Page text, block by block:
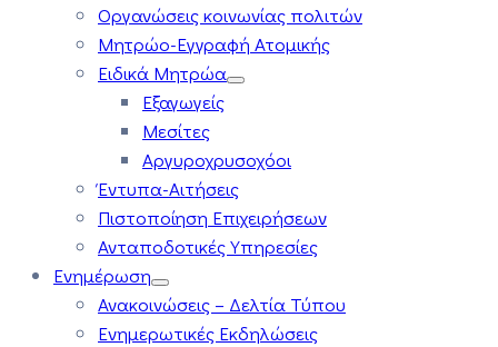
Οργανώσεις κοινωνίας πολιτών
Μητρώο-Εγγραφή Ατομικής
Ειδικά Μητρώα
Εξαγωγείς
Μεσίτες
Αργυροχρυσοχόοι
Έντυπα-Αιτήσεις
Πιστοποίηση Επιχειρήσεων
Ανταποδοτικές Υπηρεσίες
Ενημέρωση
Ανακοινώσεις – Δελτία Τύπου
Ενημερωτικές Εκδηλώσεις